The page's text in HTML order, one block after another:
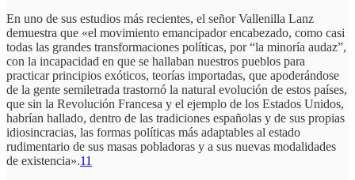
En uno de sus estudios más recientes, el señor Vallenilla Lanz
demuestra que «el movimiento emancipador encabezado, como casi
todas las grandes transformaciones políticas, por “la minoría audaz”,
con la incapacidad en que se hallaban nuestros pueblos para
practicar principios exóticos, teorías importadas, que apoderándose
de la gente semiletrada trastornó la natural evolución de estos países,
que sin la Revolución Francesa y el ejemplo de los Estados Unidos,
habrían hallado, dentro de las tradiciones españolas y de sus propias
idiosincracias, las formas políticas más adaptables al estado
rudimentario de sus masas pobladoras y a sus nuevas modalidades
de existencia».11